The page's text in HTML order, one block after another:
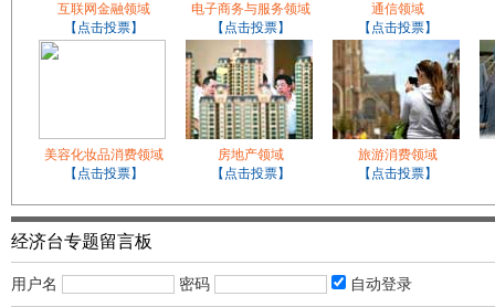
互联网金融领域
【点击投票】
电子商务与服务领域
【点击投票】
通信领域
【点击投票】
美容化妆品消费领域
【点击投票】
房地产领域
【点击投票】
旅游消费领域
【点击投票】
经济台专题留言板
用户名 密码 自动登录